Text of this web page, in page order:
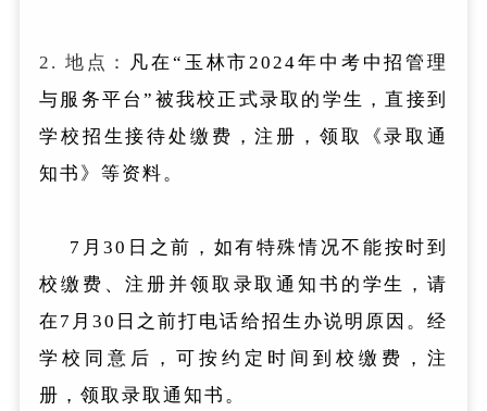
2. 地点： 凡在“玉林市2024年中考中招管理
与服务平台”被我校正式录取的学生，直接到
学校招生接待处缴费，注册，领取《录取通
知书》等资料。
7月30日之前，如有特殊情况不能按时到
校缴费、注册并领取录取通知书的学生，请
在7月30日之前打电话给招生办说明原因。经
学校同意后，可按约定时间到校缴费，注
册，领取录取通知书。